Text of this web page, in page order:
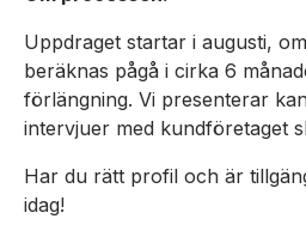
Uppdraget startar i augusti,
beräknas pågå i cirka 6
förlängning. Vi presenterar
intervjuer med kundföretaget
Har du rätt profil och är
idag!